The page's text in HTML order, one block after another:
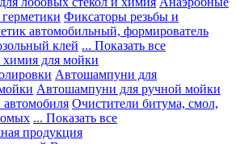
Фиксаторы резьбы и
автомобильный, формирователь
клей ... Показать все
для мойки
Автошампуни для
Автошампуни для ручной мойки
Очистители битума, смол,
... Показать все
продукция